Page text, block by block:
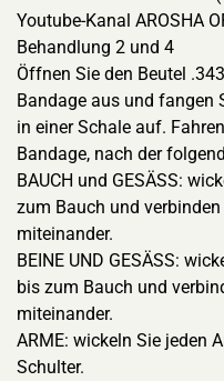
Youtube-Kanal AROSHA
Behandlung 2 und 4
Öffnen Sie den Beutel
Bandage aus und fangen
in einer Schale auf.
Bandage, nach der
BAUCH und GESÄSS:
zum Bauch und
miteinander.
BEINE UND GESÄSS:
bis zum Bauch und
miteinander.
ARME: wickeln Sie jeden
Schulter.